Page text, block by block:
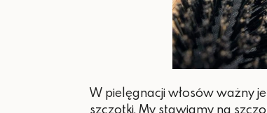
W pielęgnacji włosów ważny
szczotki. My stawiamy na